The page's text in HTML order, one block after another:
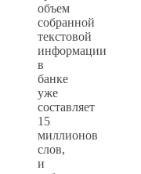
объем
собранной
текстовой
информации
в
банке
уже
составляет
15
миллионов
слов,
и